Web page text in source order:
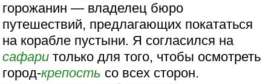
горожанин — владелец бюро
путешествий, предлагающих покататься
на корабле пустыни. Я согласился на
сафари только для того, чтобы осмотреть
город-крепость со всех сторон.